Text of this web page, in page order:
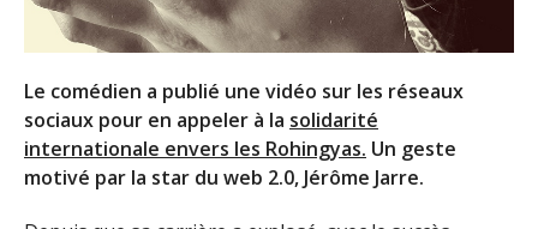
Le comédien a publié une vidéo sur les réseaux
sociaux pour en appeler à la solidarité
internationale envers les Rohingyas. Un geste
motivé par la star du web 2.0, Jérôme Jarre.